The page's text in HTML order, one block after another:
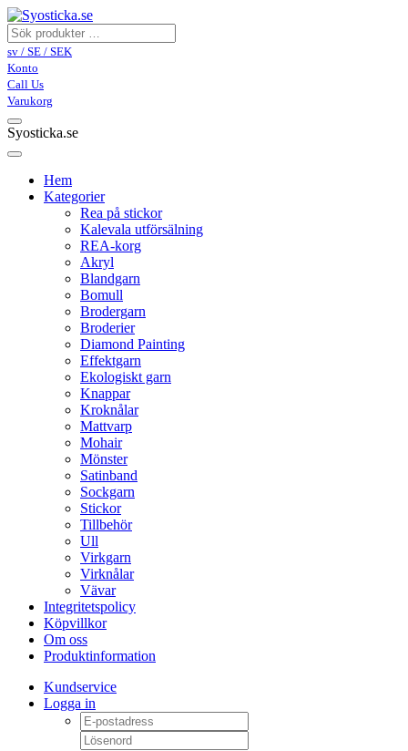
sv / SE / SEK
Konto
Call Us
Varukorg
Syosticka.se
Hem
Kategorier
Rea på stickor
Kalevala utförsälning
REA-korg
Akryl
Blandgarn
Bomull
Brodergarn
Broderier
Diamond Painting
Effektgarn
Ekologiskt garn
Knappar
Kroknålar
Mattvarp
Mohair
Mönster
Satinband
Sockgarn
Stickor
Tillbehör
Ull
Virkgarn
Virknålar
Vävar
Integritetspolicy
Köpvillkor
Om oss
Produktinformation
Kundservice
Logga in